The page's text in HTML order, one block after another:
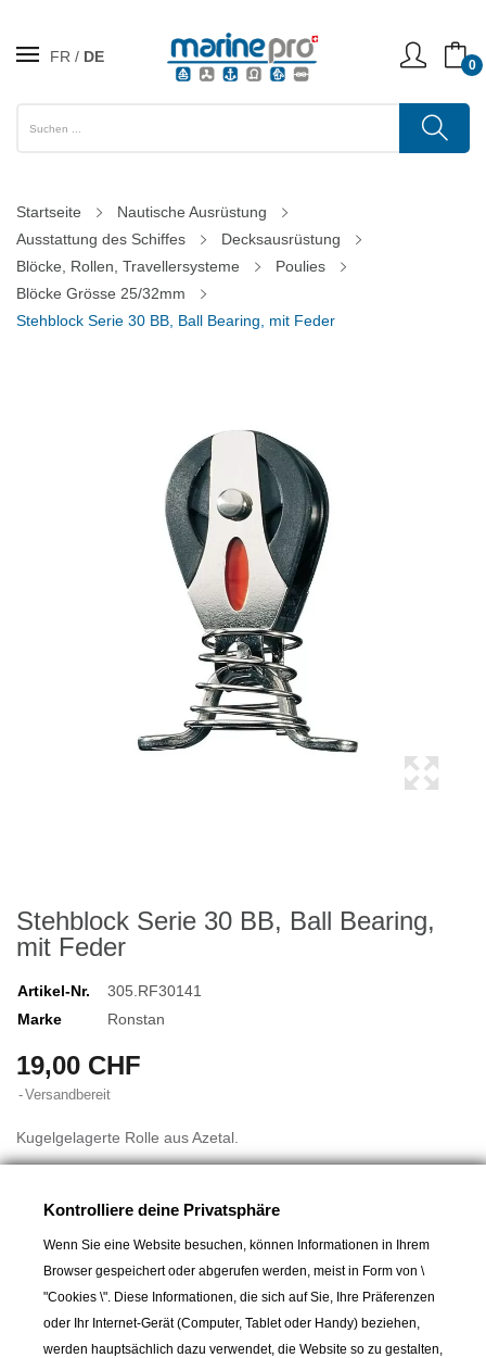
FR DE 0
Startseite
Nautische Ausrüstung
Ausstattung des Schiffes
Decksausrüstung
Blöcke, Rollen, Travellersysteme
Poulies
Blöcke Grösse 25/32mm
Stehblock Serie 30 BB, Ball Bearing, mit Feder
Stehblock Serie 30 BB, Ball Bearing,
mit Feder
Artikel-Nr.
305.RF30141
Marke
Ronstan
19,00 CHF
Versandbereit
Kugelgelagerte Rolle aus Azetal.
Höhe über alles: 65 mm
Rollen: Ø 30 mm
Für Tau bis: Ø 8 mm
Gewicht: 38 g
Arbeitslast / Bruchlast: 300 / 750 kg
Kontrolliere deine Privatsphäre
Wenn Sie eine Website besuchen, können Informationen in Ihrem
Browser gespeichert oder abgerufen werden, meist in Form von \
"Cookies \". Diese Informationen, die sich auf Sie, Ihre Präferenzen
oder Ihr Internet-Gerät (Computer, Tablet oder Handy) beziehen,
werden hauptsächlich dazu verwendet, die Website so zu gestalten,